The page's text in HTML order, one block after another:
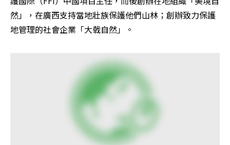
然」，在廣西支持當地壯族保護他們山林；創辦致力保護
地管理的社會企業「大戟自然」。